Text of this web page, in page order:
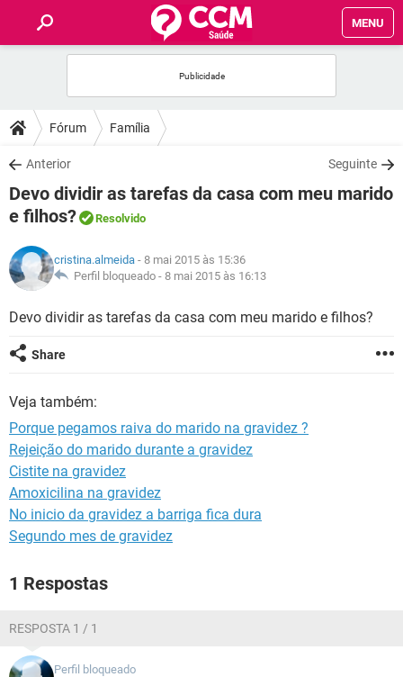
MENU
FÓRUM
SAÚDE
FAMÍLIA
NUTRIÇÃO
SEXUALIDADE
Fórum Família
Anterior Seguinte
Devo dividir as tarefas da casa com meu marido
e filhos?
Resolvido
cristina.almeida - 8 mai 2015 às 15:36
Perfil bloqueado - 8 mai 2015 às 16:13
Devo dividir as tarefas da casa com meu marido e filhos?
Share
Veja também:
Porque pegamos raiva do marido na gravidez ?
Rejeição do marido durante a gravidez
Cistite na gravidez
Amoxicilina na gravidez
No inicio da gravidez a barriga fica dura
Segundo mes de gravidez
1 Respostas
RESPOSTA 1 / 1
Perfil bloqueado